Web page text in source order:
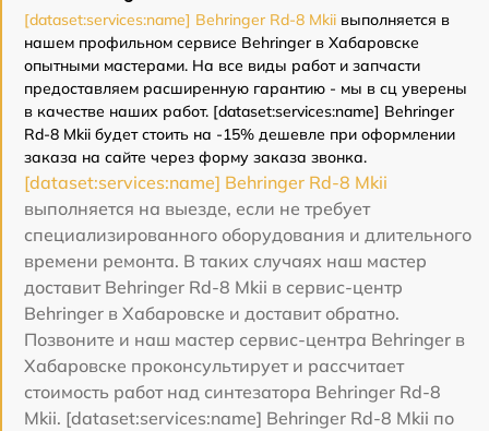
[dataset:services:name] Behringer Rd-8 Mkii выполняется в
нашем профильном сервисе Behringer в Хабаровске
опытными мастерами. На все виды работ и запчасти
предоставляем расширенную гарантию - мы в сц уверены
в качестве наших работ. [dataset:services:name] Behringer
Rd-8 Mkii будет стоить на -15% дешевле при оформлении
заказа на сайте через форму заказа звонка.
[dataset:services:name] Behringer Rd-8 Mkii
выполняется на выезде, если не требует
специализированного оборудования и длительного
времени ремонта. В таких случаях наш мастер
доставит Behringer Rd-8 Mkii в сервис-центр
Behringer в Хабаровске и доставит обратно.
Позвоните и наш мастер сервис-центра Behringer в
Хабаровске проконсультирует и рассчитает
стоимость работ над синтезатора Behringer Rd-8
Mkii. [dataset:services:name] Behringer Rd-8 Mkii по